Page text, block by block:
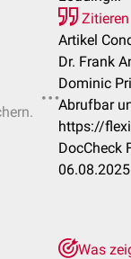
Zitieren
Artikel
Dr. Frank
Dominic
Abrufbar
https://
DocCheck
06.08.2025
Was